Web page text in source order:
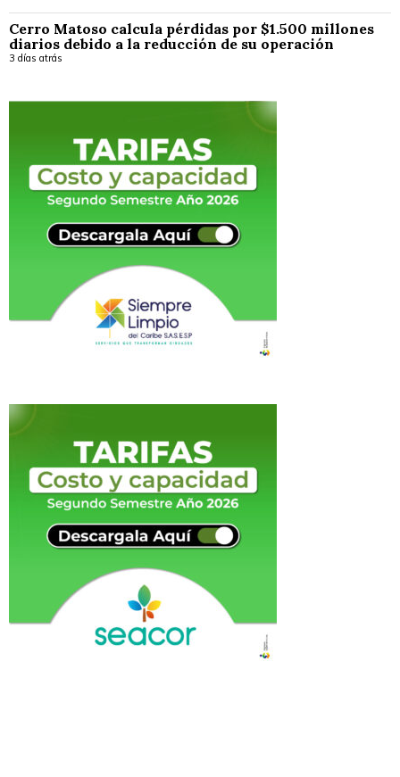
Cerro Matoso calcula pérdidas por $1.500 millones
diarios debido a la reducción de su operación
3 días atrás